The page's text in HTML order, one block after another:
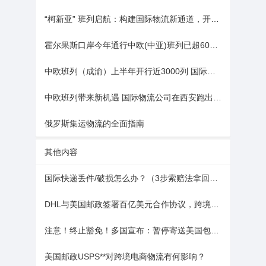
“柯新亚” 班列启航：构建国际物流新通道，开启跨境运输 “加速度”
霍尔果斯口岸今年通行中欧(中亚)班列已超6000列
中欧班列（成渝）上半年开行近3000列 国际物流网络覆盖125城
中欧班列带来新机遇 国际物流公司在西安跑出“加速度”
俄罗斯集运物流的全面指南
其他内容
国际快递丢件/破损怎么办？（3步索赔法拿回全额赔偿）
DHL与美国邮政签署百亿美元合作协议，跨境电商末端配送网络升级
注意！终止豁免！多国宣布：暂停寄送美国包裹！
美国邮政USPS**对跨境电商物流有何影响？